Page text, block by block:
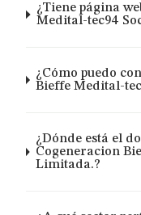
¿Tiene página
Medital-tec94
¿Cómo puedo
Bieffe Medital-
¿Dónde está el
Cogeneracion
Limitada.?